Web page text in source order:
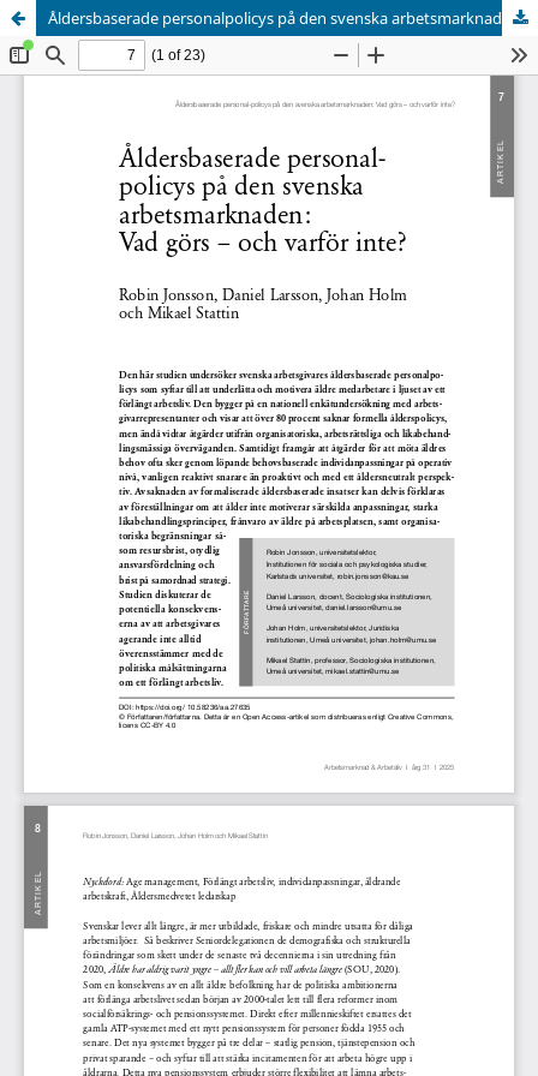
Åldersbaserade personalpolicys på den svenska arbetsmarknaden: Vad görs – och varför inte?